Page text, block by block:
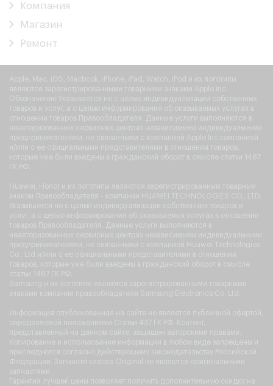
Компания
Магазин
Ремонт
Apple, Mac, iOS, Macbook, iPhone, iPad, Watch, iPod и их логотипы
являются зарегистрированными товарными знаками Apple Inc.
Обозначение Указывается не с целью индивидуализации собственных
товаров и услуг, а с целью информирования об оказываемых услугах в
отношении товаров Правообладателя. Данные услуги выполняются в
неавторизованных сервисных центрах независимыми индивидуальными
предпринимателями, не связанными с компанией Apple Inc компанией
и/или с ее официальными представителями в отношении товаров,
которые уже были введены в гражданский оборот в смысле статьи 1487
ГК РФ.
Huawei, Honor и их логотипы являются зарегистрированным товарным
знаком Правообладателя - компании HUAWEI TECHNOLOGIES CO., LTD.
Указывается не с целью индивидуализации собственных товаров и
услуг, а с целью информирования об оказываемых услугах в отношении
товаров Правообладателя. Данные услуги выполняются в
неавторизованных сервисных центрах независимыми индивидуальными
предпринимателями, не связанными с компанией Huawei Technologies
Co., Ltd и/или с ее официальными представителями в отношении
товаров, которые уже были введены в гражданский оборот в смысле
статьи 1487 ГК РФ.
Samsung и их логотипы являются зарегистрированными товарными
знаками компании правообладателя Samsung Electronics Co. Ltd.
Информация опубликованная на сайте не является публичной офертой,
определяемой положениями Статьи 437 ГК РФ. Контент,
представленный на данном сайте, защищен авторскими правами.
Копирование и использование информации в любом виде запрещены и
преследуются согласно действующему законодательству Российской
Федерации. Запчасти класса Original не являются оригинальными
запчастями.
Гарантия лучшей цены позволяет получить дополнительную скидку на